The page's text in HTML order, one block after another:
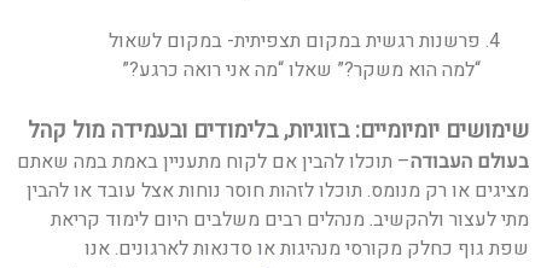
פרשנות רגשית במקום תצפיתית- במקום לשאול
“למה הוא משקר?” שאלו “מה אני רואה כרגע?”
שימושים יומיומיים: בזוגיות, בלימודים ובעמידה מול קהל
בעולם העבודה– תוכלו להבין אם לקוח מתעניין באמת במה שאתם
מציגים או רק מנומס. תוכלו לזהות חוסר נוחות אצל עובד או להבין
מתי לעצור ולהקשיב. מנהלים רבים משלבים היום לימוד קריאת
שפת גוף כחלק מקורסי מנהיגות או סדנאות לארגונים. אנו